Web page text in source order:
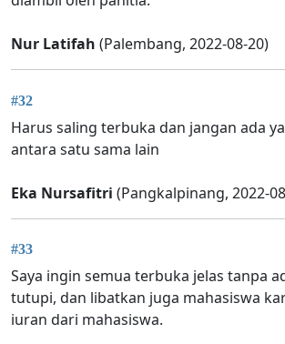
Nur Latifah (Palembang, 2022-08-20)
#32
Harus saling terbuka dan jangan ada
antara satu sama lain
Eka Nursafitri (Pangkalpinang, 2022-
#33
Saya ingin semua terbuka jelas tanpa
tutupi, dan libatkan juga mahasiswa
iuran dari mahasiswa.